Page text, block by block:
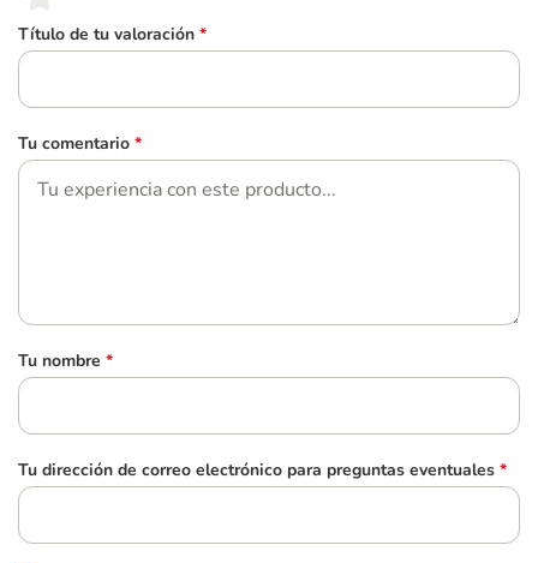
Título de tu valoración *
Tu comentario *
Tu nombre *
Tu dirección de correo electrónico para preguntas eventuales *